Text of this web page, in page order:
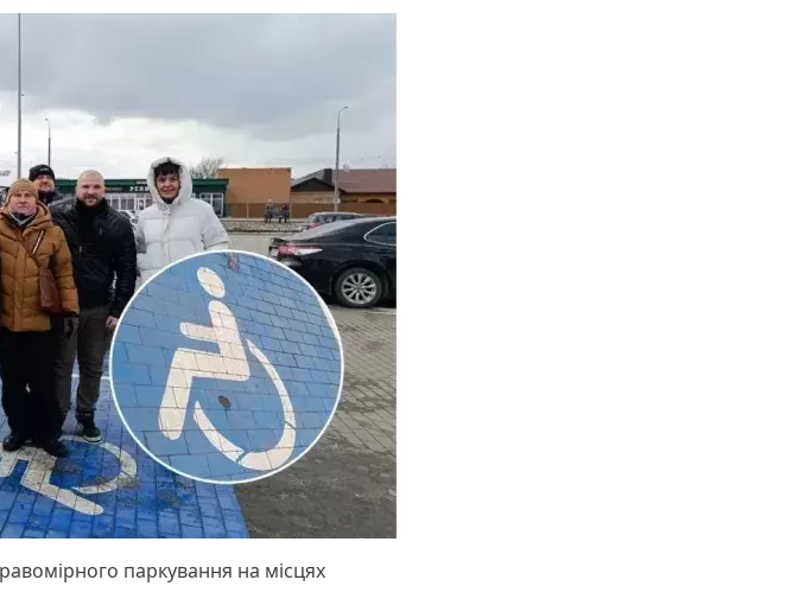
паркування на місцях